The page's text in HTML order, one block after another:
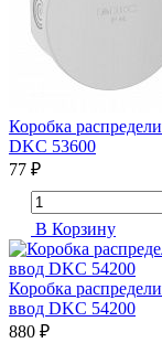
Коробка
DKC 53600
77 ₽
В Корзину
Коробка
ввод DKC 54200
880 ₽